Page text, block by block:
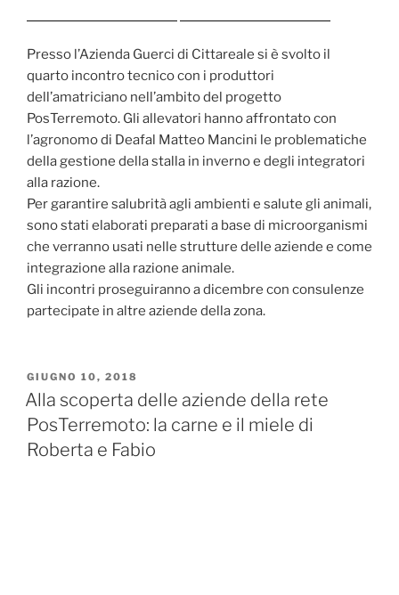
Presso l’Azienda Guerci di Cittareale si è svolto il
quarto incontro tecnico con i produttori
dell’amatriciano nell’ambito del progetto
PosTerremoto. Gli allevatori hanno affrontato con
l’agronomo di Deafal Matteo Mancini le problematiche
della gestione della stalla in inverno e degli integratori
alla razione.
Per garantire salubrità agli ambienti e salute gli animali,
sono stati elaborati preparati a base di microorganismi
che verranno usati nelle strutture delle aziende e come
integrazione alla razione animale.
Gli incontri proseguiranno a dicembre con consulenze
partecipate in altre aziende della zona.
PUBBLICATO
IL
GIUGNO 10, 2018
Alla scoperta delle aziende della rete
PosTerremoto: la carne e il miele di
Roberta e Fabio